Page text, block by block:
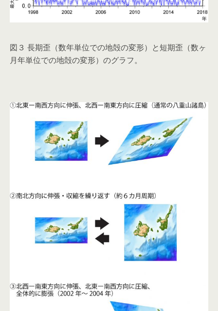
図３ 長期歪（数年単位での地殻の変形）と短期歪（数ヶ
月年単位での地殻の変形）のグラフ。